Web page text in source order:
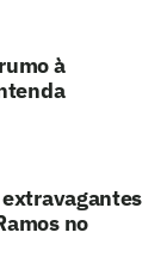
à
no